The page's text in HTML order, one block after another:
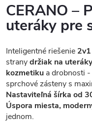
CERANO –
uteráky pre
Inteligentné riešenie 2v1
stranydržiak na uteráky
kozmetiku a drobnosti
sprchové zásteny s
Nastaviteľná šírka od
Úspora miesta,
jednom.